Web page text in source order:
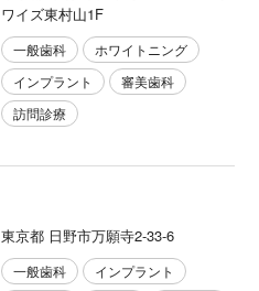
ワイズ東村山1F
一般歯科
ホワイトニング
インプラント
審美歯科
訪問診療
東京都 日野市万願寺2-33-6
一般歯科
インプラント